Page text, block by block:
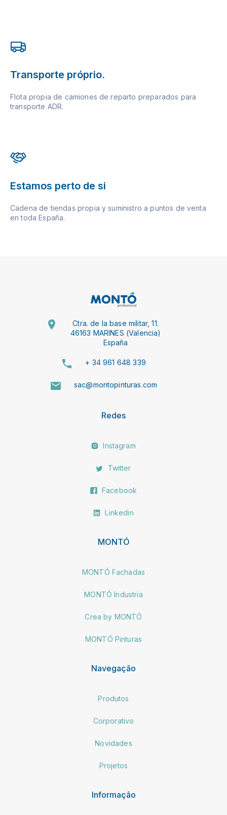
Transporte próprio.
Flota propia de camiones de reparto preparados para
transporte ADR.
Estamos perto de si
Cadena de tiendas propia y suministro a puntos de venta
en toda España.
Ctra. de la base militar, 11.
46163 MARINES (Valencia)
España
+ 34 961 648 339
sac@montopinturas.com
Redes
Instagram
Twitter
Facebook
Linkedin
MONTÓ
MONTÓ Fachadas
MONTÓ Industria
Crea by MONTÓ
MONTÓ Pinturas
Navegação
Produtos
Corporativo
Novidades
Projetos
Informação